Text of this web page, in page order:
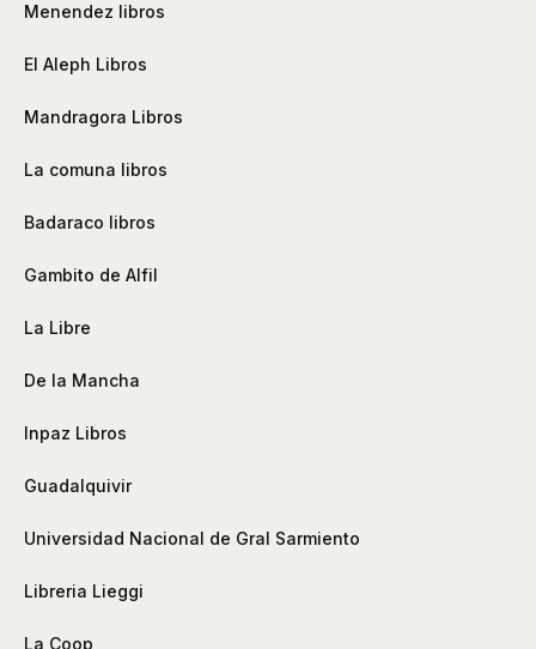
Menendez libros
El Aleph Libros
Mandragora Libros
La comuna libros
Badaraco libros
Gambito de Alfil
La Libre
De la Mancha
Inpaz Libros
Guadalquivir
Universidad Nacional de Gral Sarmiento
Libreria Lieggi
La Coop